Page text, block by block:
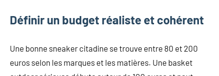
Définir un budget réaliste et cohérent
Une bonne sneaker citadine se trouve entre 80 et 200
euros selon les marques et les matières. Une basket